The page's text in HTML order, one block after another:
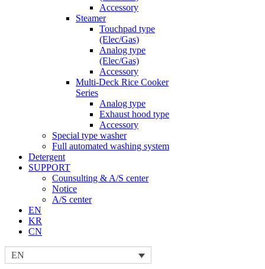
Accessory
Steamer
Touchpad type
(Elec/Gas)
Analog type
(Elec/Gas)
Accessory
Multi-Deck Rice Cooker
Series
Analog type
Exhaust hood type
Accessory
Special type washer
Full automated washing system
Detergent
SUPPORT
Counsulting & A/S center
Notice
A/S center
EN
KR
CN
EN